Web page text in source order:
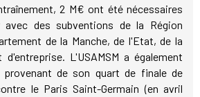
2 M€ ont été nécessaires
des subventions de la Région
de la Manche, de l'Etat, de la
L'USAMSM a également
de son quart de finale de
le Paris Saint-Germain (en avril